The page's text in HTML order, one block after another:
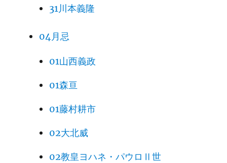
31川本義隆
04月忌
01山西義政
01森亘
01藤村耕市
02大北威
02教皇ヨハネ・パウロⅡ世